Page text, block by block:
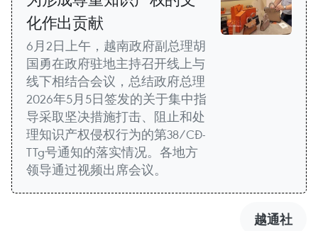
化作出贡献
6月2日上午，越南政府副总理胡
国勇在政府驻地主持召开线上与
线下相结合会议，总结政府总理
2026年5月5日签发的关于集中指
导采取坚决措施打击、阻止和处
理知识产权侵权行为的第38/CĐ-
TTg号通知的落实情况。各地方
领导通过视频出席会议。
越通社